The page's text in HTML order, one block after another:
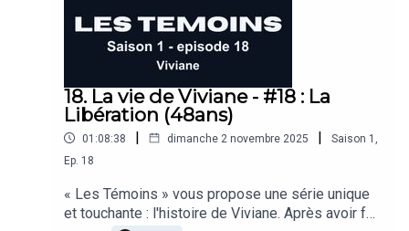
18. La vie de Viviane - #18 : La
Libération (48ans)
01:08:38 | dimanche 2 novembre 2025 | Saison 1
Ep. 18
« Les Témoins » vous propose une série unique
et touchante : l'histoire de Viviane. Après avoir fait